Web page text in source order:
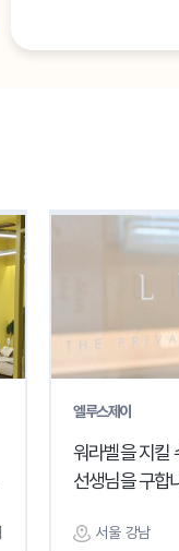
엘루스제이
워라벨을 지킬
선생님을 구합
서울 강남